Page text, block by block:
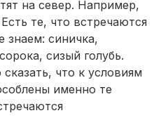
на север. Например,
те, что встречаются
знаем: синичка,
сизый голубь.
что к условиям
именно те